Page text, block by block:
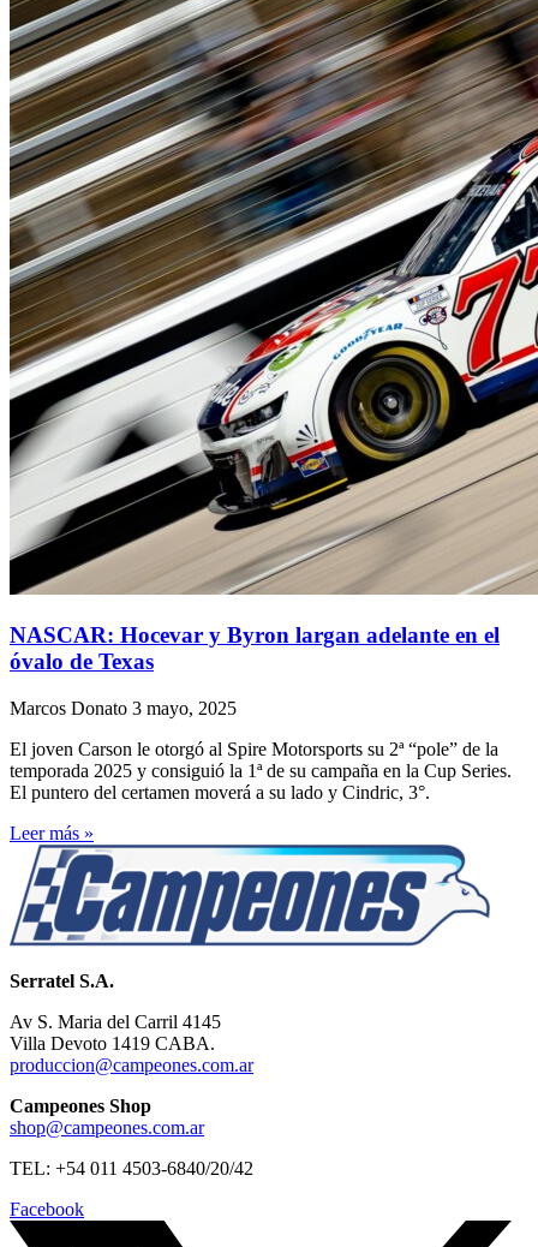
NASCAR: Hocevar y Byron largan adelante en el
óvalo de Texas
Marcos Donato 3 mayo, 2025
El joven Carson le otorgó al Spire Motorsports su 2ª “pole” de la
temporada 2025 y consiguió la 1ª de su campaña en la Cup Series.
El puntero del certamen moverá a su lado y Cindric, 3°.
Leer más »
Serratel S.A.
Av S. Maria del Carril 4145
Villa Devoto 1419 CABA.
produccion@campeones.com.ar
Campeones Shop
shop@campeones.com.ar
TEL: +54 011 4503-6840/20/42
Facebook